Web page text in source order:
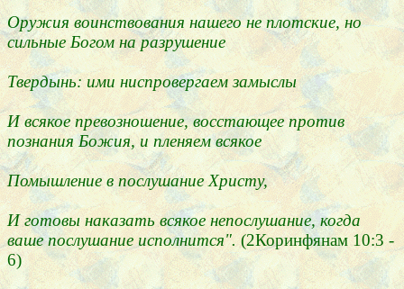
Оружия воинствования нашего не плотские, но
сильные Богом на разрушение
Твердынь: ими ниспровергаем замыслы
И всякое превозношение, восстающее против
познания Божия, и пленяем всякое
Помышление в послушание Христу,
И готовы наказать всякое непослушание, когда
ваше послушание исполнится". (2Коринфянам 10:3 -
6)